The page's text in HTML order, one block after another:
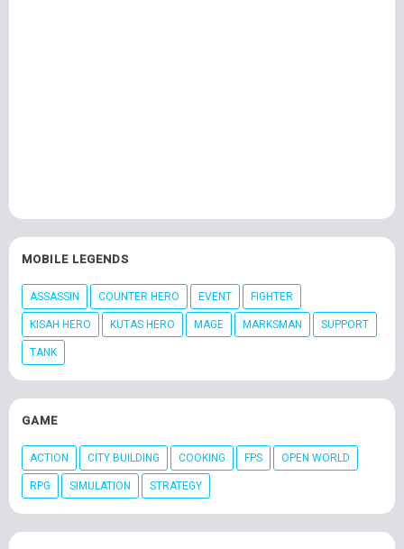
MOBILE LEGENDS
ASSASSIN COUNTER HERO EVENT FIGHTER
KISAH HERO KUTAS HERO MAGE MARKSMAN SUPPORT
TANK
GAME
ACTION CITY BUILDING COOKING FPS OPEN WORLD
RPG SIMULATION STRATEGY